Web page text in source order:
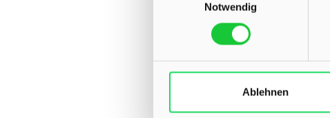
Notwendig
Ablehnen